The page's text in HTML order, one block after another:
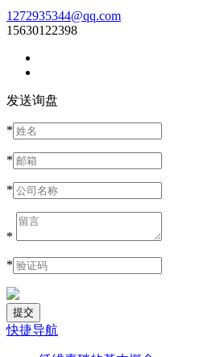
1272935344@qq.com
15630122398
发送询盘
*
*
*
*
*
快捷导航